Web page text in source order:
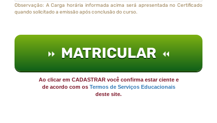
Observação: A Carga horária informada acima será apresentada no Certificado
quando solicitado a emissão após conclusão do curso.
MATRICULAR
Ao clicar em CADASTRAR você confirma estar ciente e
de acordo com os Termos de Serviços Educacionais
deste site.